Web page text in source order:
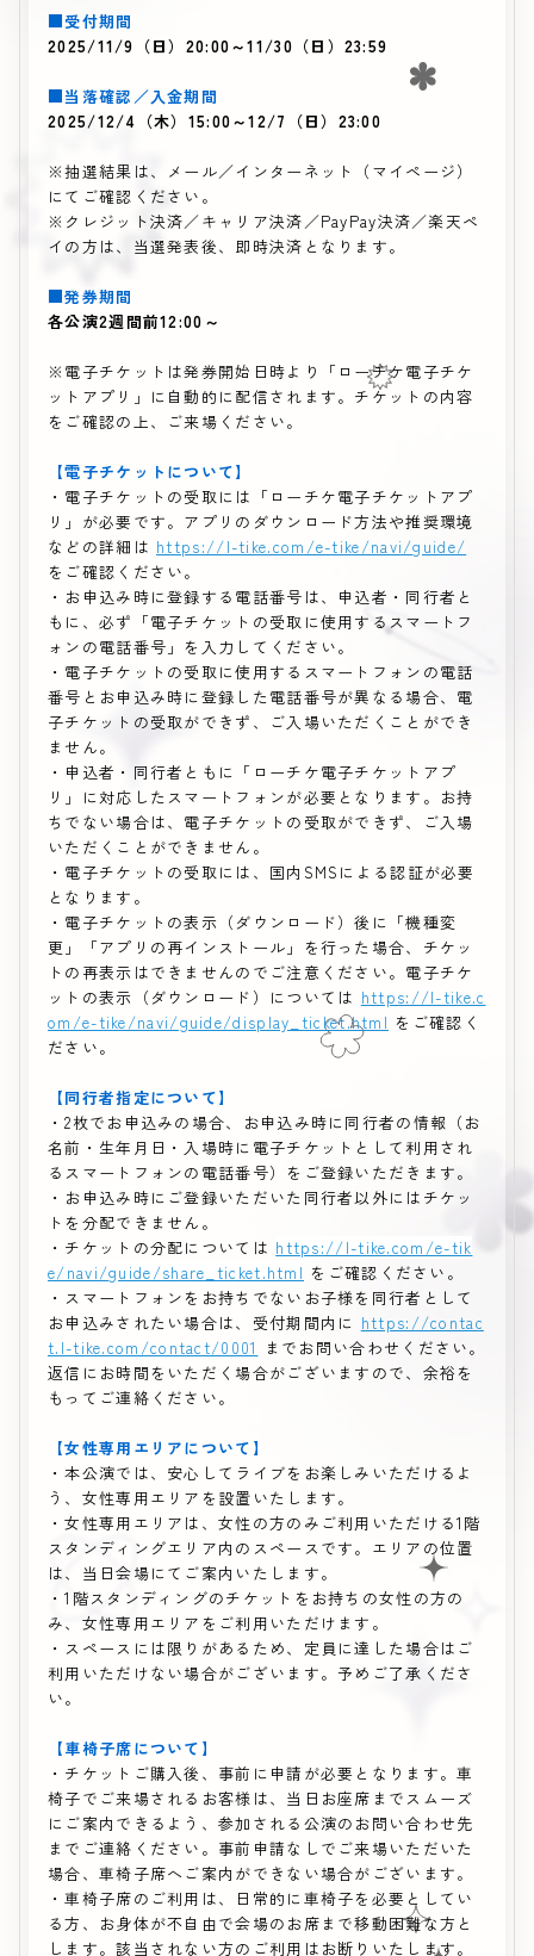
■受付期間
2025/11/9（日）20:00～11/30（日）23:59
■当落確認／入金期間
2025/12/4（木）15:00～12/7（日）23:00
※抽選結果は、メール／インターネット（マイページ）
にてご確認ください。
※クレジット決済／キャリア決済／PayPay決済／楽天ペ
イの方は、当選発表後、即時決済となります。
■発券期間
各公演2週間前12:00～
※電子チケットは発券開始日時より「ローチケ電子チケ
ットアプリ」に自動的に配信されます。チケットの内容
をご確認の上、ご来場ください。
【電子チケットについて】
・電子チケットの受取には「ローチケ電子チケットアプ
リ」が必要です。アプリのダウンロード方法や推奨環境
などの詳細は https://l-tike.com/e-tike/navi/guide/
をご確認ください。
・お申込み時に登録する電話番号は、申込者・同行者と
もに、必ず「電子チケットの受取に使用するスマートフ
ォンの電話番号」を入力してください。
・電子チケットの受取に使用するスマートフォンの電話
番号とお申込み時に登録した電話番号が異なる場合、電
子チケットの受取ができず、ご入場いただくことができ
ません。
・申込者・同行者ともに「ローチケ電子チケットアプ
リ」に対応したスマートフォンが必要となります。お持
ちでない場合は、電子チケットの受取ができず、ご入場
いただくことができません。
・電子チケットの受取には、国内SMSによる認証が必要
となります。
・電子チケットの表示（ダウンロード）後に「機種変
更」「アプリの再インストール」を行った場合、チケッ
トの再表示はできませんのでご注意ください。電子チケ
ットの表示（ダウンロード）については https://l-tike.c
om/e-tike/navi/guide/display_ticket.html をご確認く
ださい。
【同行者指定について】
・2枚でお申込みの場合、お申込み時に同行者の情報（お
名前・生年月日・入場時に電子チケットとして利用され
るスマートフォンの電話番号）をご登録いただきます。
・ お申込み時にご登録いただいた同行者以外にはチケッ
トを分配できません。
・チケットの分配については https://l-tike.com/e-tik
e/navi/guide/share_ticket.html をご確認ください。
・スマートフォンをお持ちでないお子様を同行者として
お申込みされたい場合は、受付期間内に https://contac
t.l-tike.com/contact/0001
までお問い合わせください。
返信にお時間をいただく場合がございますので、余裕を
もってご連絡ください。
【女性専用エリアについて】
・本公演では、安心してライブをお楽しみいただけるよ
う、女性専用エリアを設置いたします。
・女性専用エリアは、女性の方のみご利用いただける1階
スタンディングエリア内のスペースです。エリアの位置
は、当日会場にてご案内いたします。
・1階スタンディングのチケットをお持ちの女性の方の
み、女性専用エリアをご利用いただけます。
・スペースには限りがあるため、定員に達した場合はご
利用いただけない場合がございます。予めご了承くださ
い。
【車椅子席について】
・チケットご購入後、事前に申請が必要となります。車
椅子でご来場されるお客様は、当日お座席までスムーズ
にご案内できるよう、参加される公演のお問い合わせ先
までご連絡ください。事前申請なしでご来場いただいた
場合、車椅子席へご案内ができない場合がございます。
・車椅子席のご利用は、日常的に車椅子を必要としてい
る方、お身体が不自由で会場のお席まで移動困難な方と
します。該当されない方のご利用はお断りいたします。